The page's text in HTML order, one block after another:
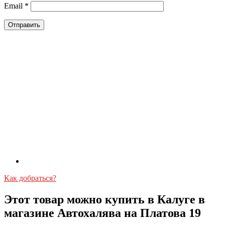
Email *
Как добраться?
Этот товар можно купить в Калуге в
магазине Автохалява на Платова 19